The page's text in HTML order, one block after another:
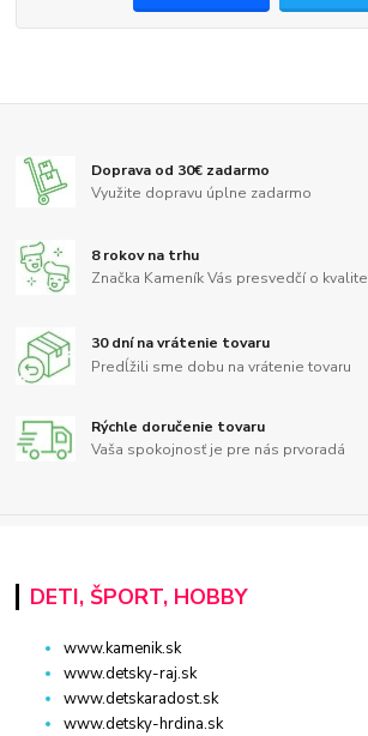
Doprava od 30€ zadarmo
Využite dopravu úplne zadarmo
8 rokov na trhu
Značka Kameník Vás presvedčí o kvalite
30 dní na vrátenie tovaru
Predĺžili sme dobu na vrátenie tovaru
Rýchle doručenie tovaru
Vaša spokojnosť je pre nás prvoradá
DETI, ŠPORT, HOBBY
www.kamenik.sk
www.detsky-raj.sk
www.detskaradost.sk
www.detsky-hrdina.sk